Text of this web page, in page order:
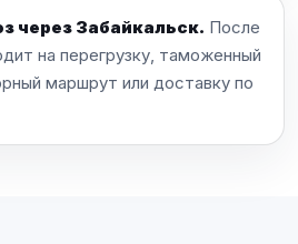
через Забайкальск. После
на перегрузку, таможенный
маршрут или доставку по